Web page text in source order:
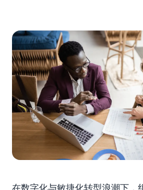
在数字化与敏捷化转型浪潮下，